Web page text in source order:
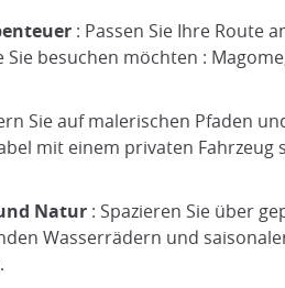
: Passen Sie Ihre Route
besuchen möchten :
Sie auf malerischen Pfaden
mit einem privaten Fahrzeug
Natur : Spazieren Sie über
Wasserrädern und